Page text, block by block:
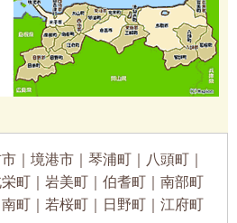
｜境港市｜琴浦町｜八頭町｜
町｜岩美町｜伯耆町｜南部町
南町｜若桜町｜日野町｜江府町